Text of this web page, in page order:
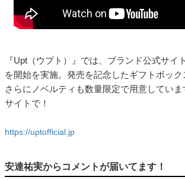
『Upt（ウプト）』では、ブランド公式サイ
を開始を実施。発売を記念したギフトボック
さらにノベルティも数量限定で用意してい
サイトで！
https://uptofficial.jp
安達祐実からコメントが届いてます！